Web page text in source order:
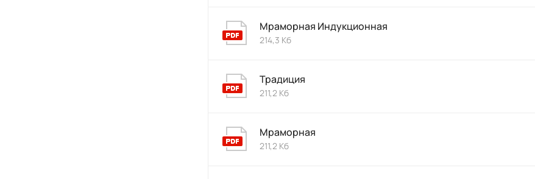
Мраморная Индукционная
214,3 Кб
Традиция
211,2 Кб
Мраморная
211,2 Кб